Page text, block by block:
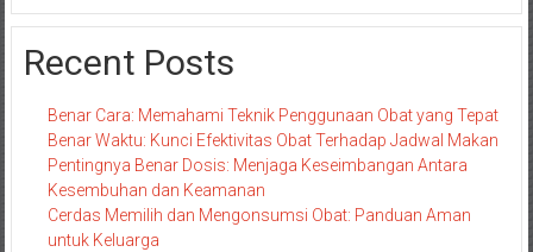
Recent Posts
Benar Cara: Memahami Teknik Penggunaan Obat yang Tepat
Benar Waktu: Kunci Efektivitas Obat Terhadap Jadwal Makan
Pentingnya Benar Dosis: Menjaga Keseimbangan Antara
Kesembuhan dan Keamanan
Cerdas Memilih dan Mengonsumsi Obat: Panduan Aman
untuk Keluarga